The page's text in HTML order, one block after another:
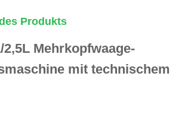
Produkts
2,5L Mehrkopfwaage-
mit technischem